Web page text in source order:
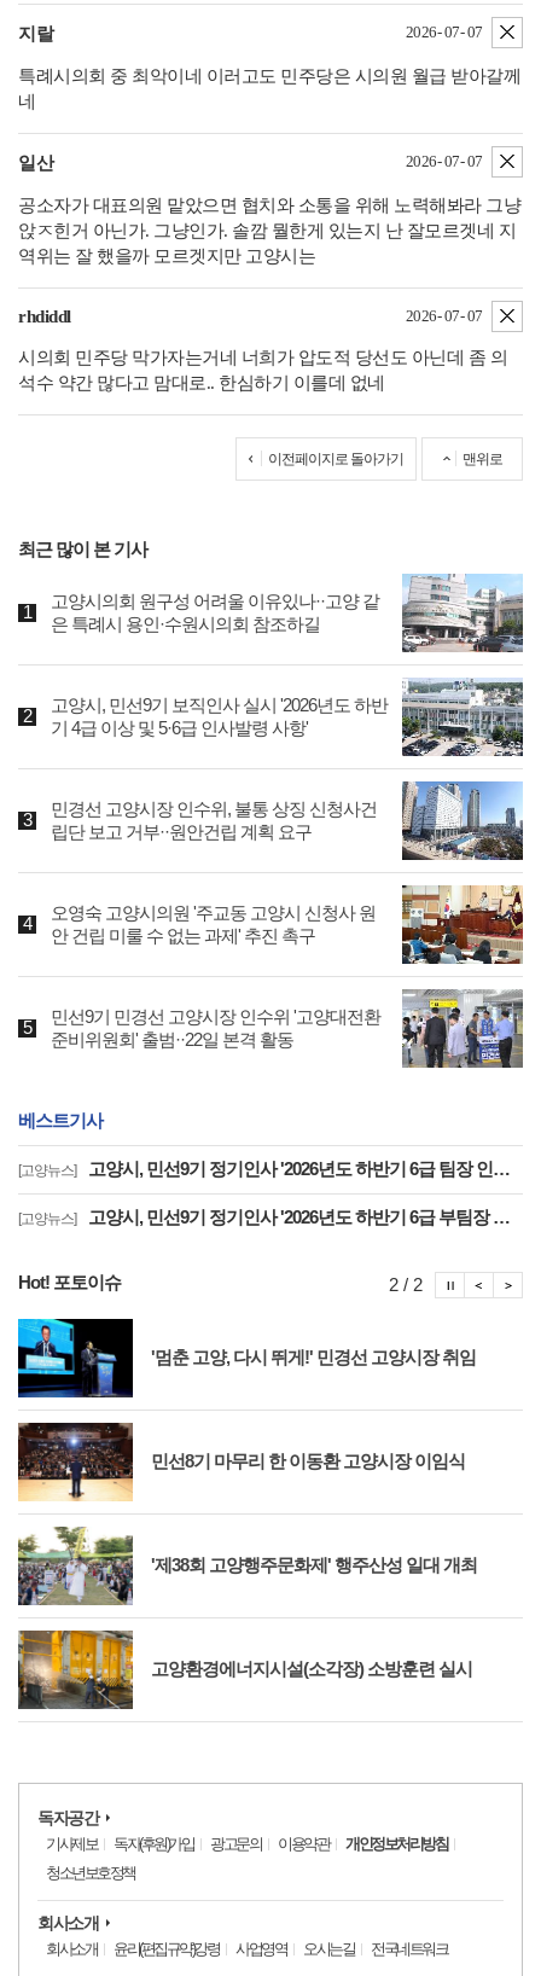
지랄 2026- 07- 07
특례시의회 중 최악이네 이러고도 민주당은 시의원 월급 받아갈께
네
일산 2026- 07- 07
공소자가 대표의원 맡았으면 협치와 소통을 위해 노력해봐라 그냥
앉ㅈ힌거 아닌가. 그냥인가. 솔깜 뭘한게 있는지 난 잘모르겟네 지
역위는 잘 했을까 모르겟지만 고양시는
rhdiddl 2026- 07- 07
시의회 민주당 막가자는거네 너희가 압도적 당선도 아닌데 좀 의
석수 약간 많다고 맘대로.. 한심하기 이를데 없네
이전페이지로 돌아가기 맨위로
최근 많이 본 기사
고양시의회 원구성 어려울 이유있나··고양 같
은 특례시 용인·수원시의회 참조하길
고양시, 민선9기 보직인사 실시 '2026년도 하반
기 4급 이상 및 5·6급 인사발령 사항'
민경선 고양시장 인수위, 불통 상징 신청사건
립단 보고 거부··원안건립 계획 요구
오영숙 고양시의원 '주교동 고양시 신청사 원
안 건립 미룰 수 없는 과제' 추진 촉구
민선9기 민경선 고양시장 인수위 '고양대전환
준비위원회' 출범··22일 본격 활동
베스트기사
[고양뉴스] 고양시, 민선9기 정기인사 '2026년도 하반기 6급 팀장 인사발령 사항'
[고양뉴스] 고양시, 민선9기 정기인사 '2026년도 하반기 6급 부팀장 이하 인사발령 사항'
Hot! 포토이슈
'멈춘 고양, 다시 뛰게!' 민경선 고양시장 취임
민선8기 마무리 한 이동환 고양시장 이임식
'제38회 고양행주문화제' 행주산성 일대 개최
고양환경에너지시설(소각장) 소방훈련 실시
2 / 2 포
포토이
독자공간
기사제보 독자(후원)가입 광고문의 이용약관
개인정보처리방침
청소년보호정책
회사소개
회사소개 윤리(편집규약)강령 사업영역 오시는길 전국네트워크